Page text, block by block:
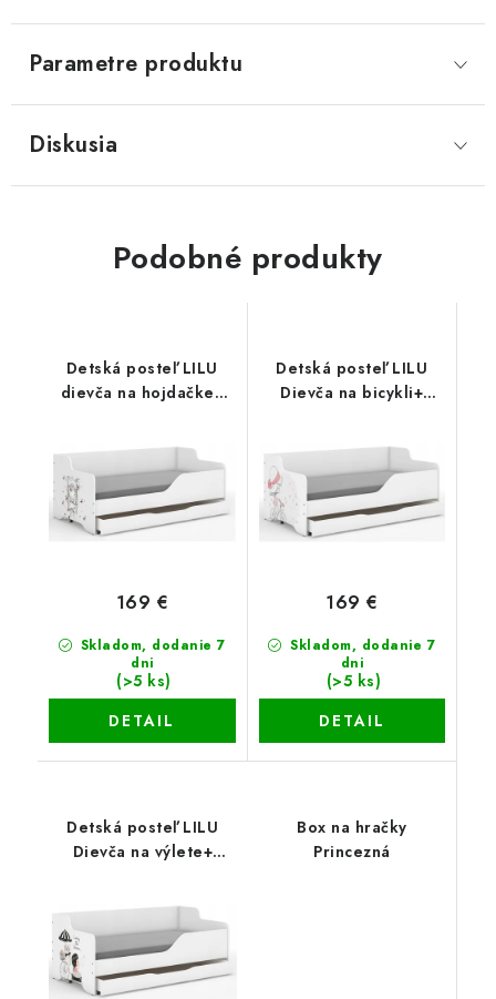
Parametre produktu
Diskusia
Podobné produkty
Detská posteľ LILU
dievča na hojdačke+
Skladom, dodanie 7
dni
(>5 ks)
169 €
DETAIL
Detská posteľ LILU
Dievča na bicykli+
Skladom, dodanie 7
dni
(>5 ks)
169 €
DETAIL
Detská posteľ LILU
Dievča na výlete+
Box na hračky
Princezná